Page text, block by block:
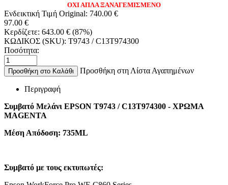
ΟΧΙ ΑΠΛΑ ΞΑΝΑΓΕΜΙΣΜΕΝΟ
Ενδεικτική Τιμή Original: 740.00 €
97.00 €
Κερδίζετε: 643.00 € (87%)
ΚΩΔΙΚΟΣ (SKU): T9743 / C13T974300
Ποσότητα:
Προσθήκη στο Καλάθι Προσθήκη στη Λίστα Αγαπημένων
Περιγραφή
Συμβατό Μελάνι EPSON T9743 / C13T974300 - ΧΡΩΜΑ
MAGENTA
Μέση Απόδοση: 735ML
Συμβατό με τους εκτυπωτές: